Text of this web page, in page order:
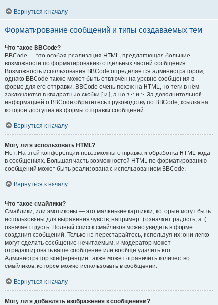
Вернуться к началу
Форматирование сообщений и типы создаваемых тем
Что такое BBCode?
BBCode — это особая реализация HTML, предлагающая большие
возможности по форматированию отдельных частей сообщения.
Возможность использования BBCode определяется администратором,
однако BBCode также может быть отключён на уровне сообщения в
форме для его отправки. BBCode очень похож на HTML, но теги в нём
заключаются в квадратные скобки [ и ], а не в < и >. За дополнительной
информацией о BBCode обратитесь к руководству по BBCode, ссылка на
которое доступна из формы отправки сообщений.
Вернуться к началу
Могу ли я использовать HTML?
Нет. На этой конференции невозможны отправка и обработка HTML-кода
в сообщениях. Большая часть возможностей HTML по форматированию
сообщений может быть реализована с использованием BBCode.
Вернуться к началу
Что такое смайлики?
Смайлики, или эмотиконы — это маленькие картинки, которые могут быть
использованы для выражения чувств, например :) означает радость, а :(
означает грусть. Полный список смайликов можно увидеть в форме
создания сообщений. Только не перестарайтесь, используя их: они легко
могут сделать сообщение нечитаемым, и модератор может
отредактировать ваше сообщение или вообще удалить его.
Администратор конференции также может ограничить количество
смайликов, которое можно использовать в сообщении.
Вернуться к началу
Могу ли я добавлять изображения к сообщениям?